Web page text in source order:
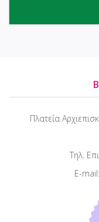
Πλατεία
Τηλ.
E-